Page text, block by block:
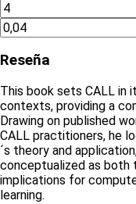
Reseña
This book sets CALL in
contexts, providing a
Drawing on published
CALL practitioners, he
´s theory and
conceptualized as both
implications for
learning.